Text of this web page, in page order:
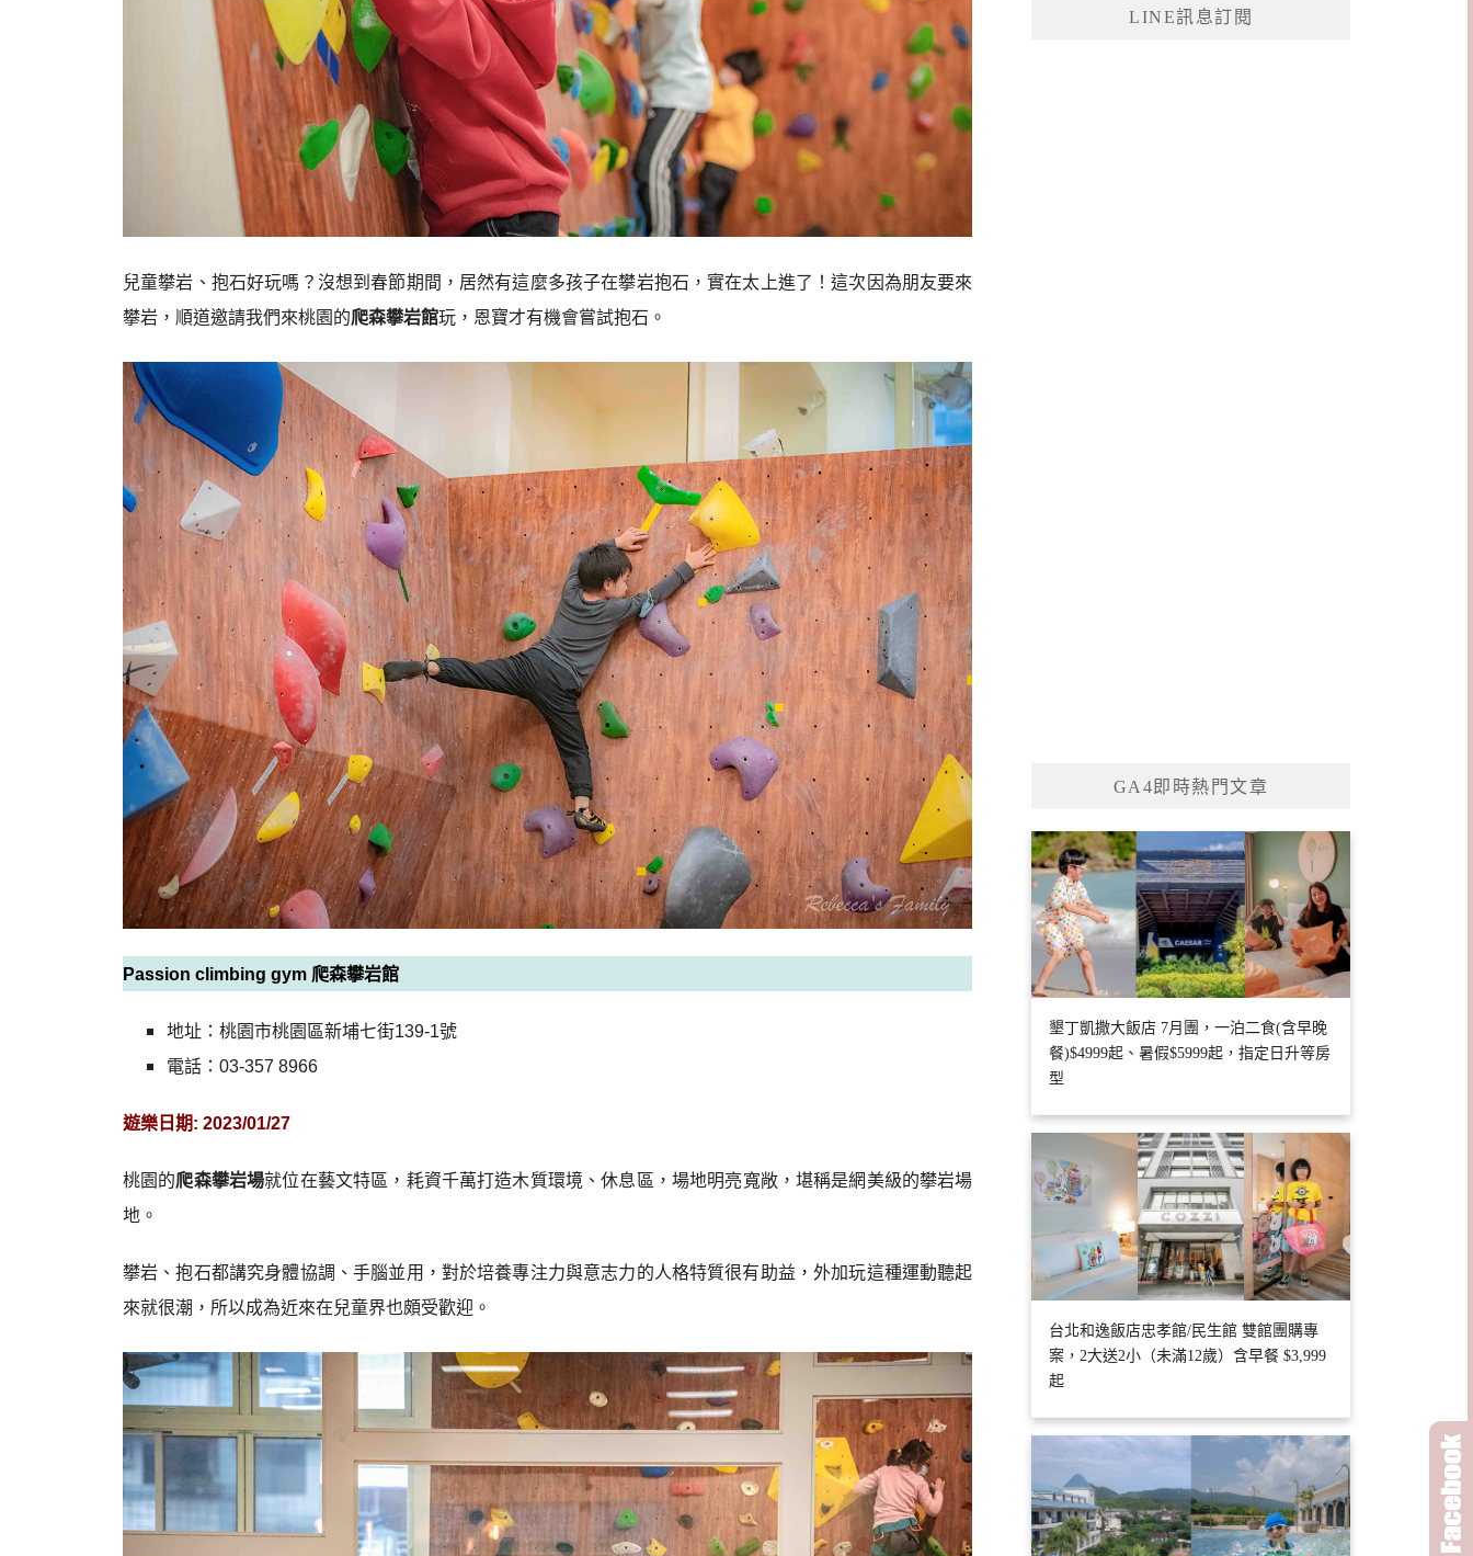
兒童攀岩、抱石好玩嗎？沒想到春節期間，居然有這麼多孩子在攀岩抱石，實在太上進了！這次因為朋友要來
攀岩，順道邀請我們來桃園的爬森攀岩館玩，恩寶才有機會嘗試抱石。
Passion climbing gym 爬森攀岩館
地址：桃園市桃園區新埔七街139-1號
電話：03-357 8966
遊樂日期: 2023/01/27
桃園的爬森攀岩場就位在藝文特區，耗資千萬打造木質環境、休息區，場地明亮寬敞，堪稱是網美級的攀岩場
地。
攀岩、抱石都講究身體協調、手腦並用，對於培養專注力與意志力的人格特質很有助益，外加玩這種運動聽起
來就很潮，所以成為近來在兒童界也頗受歡迎。
LINE訊息訂閱
GA4即時熱門文章
墾丁凱撒大飯店 7月團，一泊二食(含早晚
餐)$4999起、暑假$5999起，指定日升等房
型
台北和逸飯店忠孝館/民生館 雙館團購專
案，2大送2小（未滿12歲）含早餐 $3,999
起